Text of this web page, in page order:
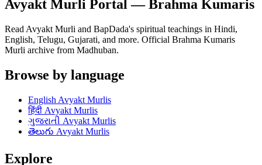
Avyakt Murli Portal — Brahma Kumaris
Read Avyakt Murli and BapDada's spiritual teachings in Hindi,
English, Telugu, Gujarati, and more. Official Brahma Kumaris
Murli archive from Madhuban.
Browse by language
English Avyakt Murlis
हिंदी Avyakt Murlis
ગુજરાતી Avyakt Murlis
తెలుగు Avyakt Murlis
Explore